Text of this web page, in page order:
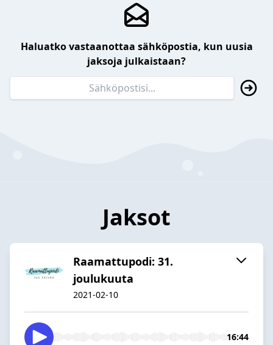
Haluatko vastaanottaa sähköpostia, kun uusia
jaksoja julkaistaan?
Jaksot
Raamattupodi: 31.
joulukuuta
2021-02-10
16:44